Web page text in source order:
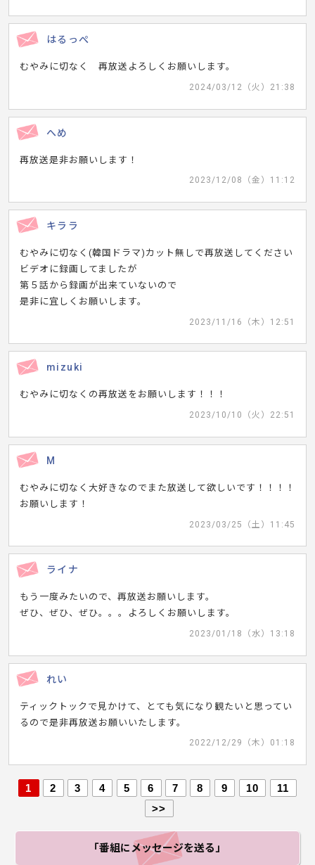
はるっぺ
むやみに切なく 再放送よろしくお願いします。
2024/03/12（火）21:38
へめ
再放送是非お願いします！
2023/12/08（金）11:12
キララ
むやみに切なく(韓国ドラマ)カット無しで再放送してください
ビデオに録画してましたが
第５話から録画が出来ていないので
是非に宜しくお願いします。
2023/11/16（木）12:51
mizuki
むやみに切なくの再放送をお願いします！！！
2023/10/10（火）22:51
M
むやみに切なく大好きなのでまた放送して欲しいです！！！！
お願いします！
2023/03/25（土）11:45
ライナ
もう一度みたいので、再放送お願いします。
ぜひ、ぜひ、ぜひ。。。よろしくお願いします。
2023/01/18（水）13:18
れい
ティックトックで見かけて、とても気になり観たいと思ってい
るので是非再放送お願いいたします。
2022/12/29（木）01:18
1 2 3 4 5 6 7 8 9 10
11
>>
「番組にメッセージを送る」